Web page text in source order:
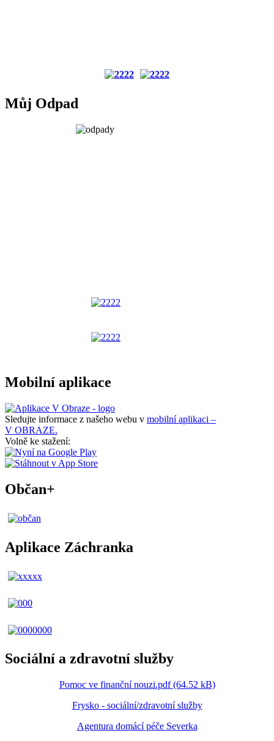
Můj Odpad
Mobilní aplikace
Sledujte informace z našeho webu v mobilní aplikaci –
V OBRAZE.
Volně ke stažení:
Občan+
Aplikace Záchranka
Sociální a zdravotní služby
Pomoc ve finanční nouzi.pdf (64.52 kB)
Frysko - sociální/zdravotní služby
Agentura domácí péče Severka